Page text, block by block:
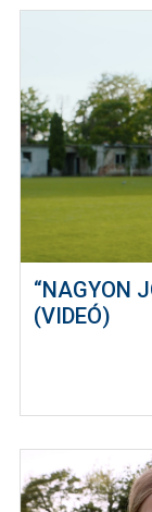
“NAGYON
(VIDEÓ)